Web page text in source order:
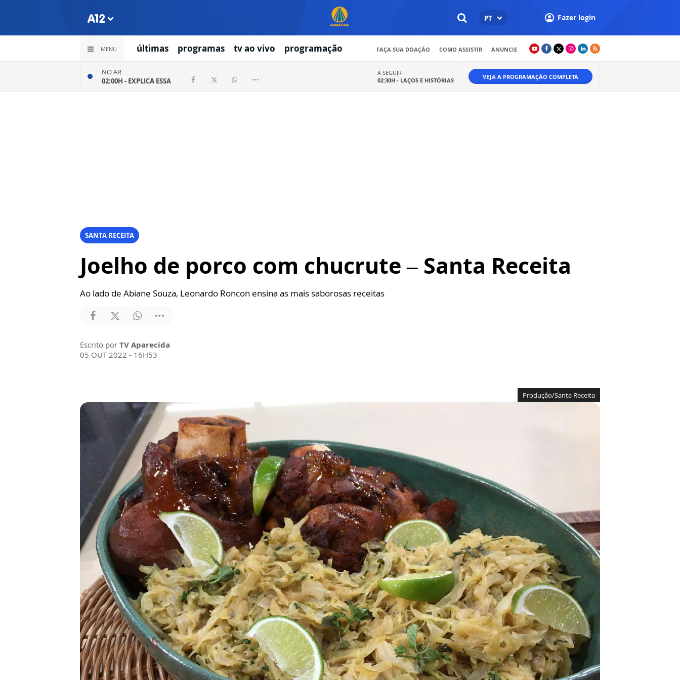
PT Fazer login
MENU últimas programas tv ao vivo programação FAÇA SUA DOAÇÃO COMO ASSISTIR ANUNCIE
NO AR
02:00H - EXPLICA ESSA
A SEGUIR
02:30H - LAÇOS E HISTÓRIAS VEJA A PROGRAMAÇÃO COMPLETA
SANTA RECEITA
Joelho de porco com chucrute – Santa Receita
Ao lado de Abiane Souza, Leonardo Roncon ensina as mais saborosas receitas
Escrito por TV Aparecida
05 OUT 2022 - 16H53
Produção/Santa Receita